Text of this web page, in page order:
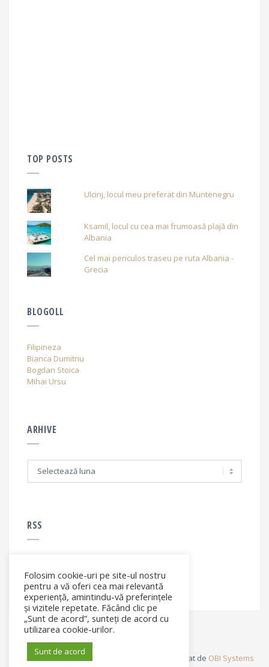
TOP POSTS
Ulcinj, locul meu preferat din Muntenegru
Ksamil, locul cu cea mai frumoasă plajă din
Albania
Cel mai periculos traseu pe ruta Albania -
Grecia
BLOGOLL
Filipineza
Bianca Dumitriu
Bogdan Stoica
Mihai Ursu
ARHIVE
RSS
RSS - articole
© Elena Filip. All rights reserved ® - Site dezvoltat de OBI Systems
Folosim cookie-uri pe site-ul nostru
pentru a vă oferi cea mai relevantă
experiență, amintindu-vă preferințele
și vizitele repetate. Făcând clic pe
„Sunt de acord”, sunteți de acord cu
utilizarea cookie-urilor.
Sunt de acord